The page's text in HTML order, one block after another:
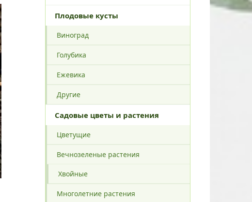
Плодовые кусты
Виноград
Голубика
Ежевика
Другие
Садовые цветы и растения
Цветущие
Вечнозеленые растения
Хвойные
Многолетние растения